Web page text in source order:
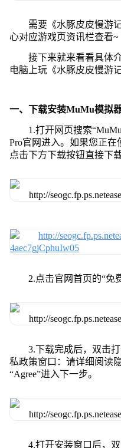
需要《水豚皮皮慢游
心对应游戏页资讯栏查看~
接下来就来看看具体
电脑上玩《水豚皮皮慢游
一、下载安装MuMu模拟
1.打开网页搜索
Pro官网进入。如果您正
点击下方下载按钮直接下
2.点击官网首页的“免
3.下载完成后，双击
私政策窗口：请详细阅读
“Agree”进入下一步。
4.打开安装窗口后，